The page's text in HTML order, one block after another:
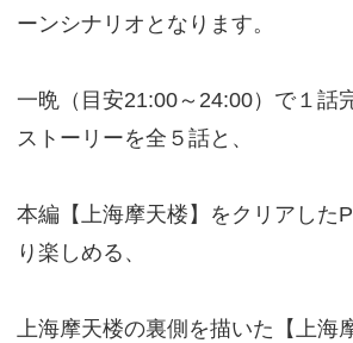
ーンシナリオとなります。
一晩（目安21:00～24:00）で１話
ストーリーを全５話と、
本編【上海摩天楼】をクリアした
り楽しめる、
上海摩天楼の裏側を描いた【上海